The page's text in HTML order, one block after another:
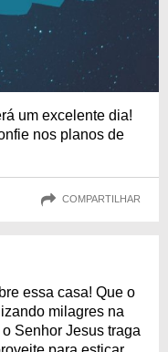
um excelente dia!
nos planos de
COMPARTILHAR
essa casa! Que o
milagres na
Senhor Jesus traga